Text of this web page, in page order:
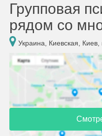
Групповая
рядом со
Украина, Киевская,